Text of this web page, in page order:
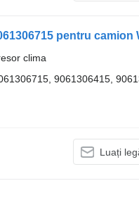
clima
9061306415,
Luați